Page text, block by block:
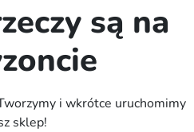
są na
i wkrótce uruchomimy
sklep!